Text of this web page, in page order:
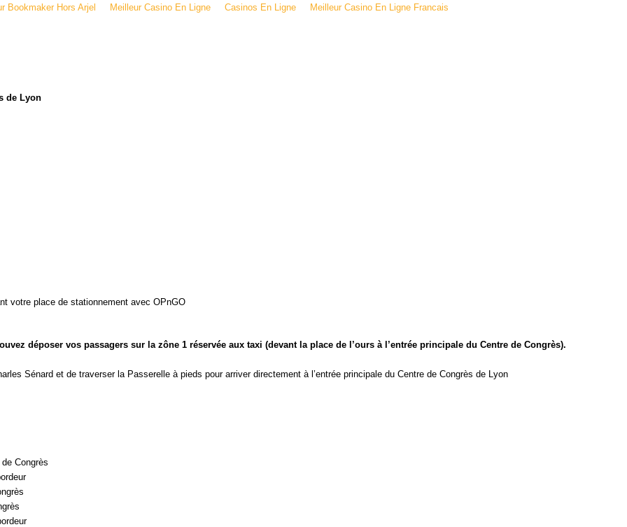
Bookmaker Hors Arjel Meilleur Casino En Ligne Casinos En Ligne Meilleur Casino En Ligne Francais
de Lyon
votre place de stationnement avec OPnGO
déposer vos passagers sur la zône 1 réservée aux taxi (devant la place de l’ours à l’entrée principale du Centre de Congrès).
Sénard et de traverser la Passerelle à pieds pour arriver directement à l’entrée principale du Centre de Congrès de Lyon
Congrès